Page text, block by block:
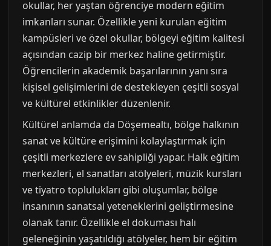
okullar, her yaştan öğrenciye modern eğitim
imkanları sunar. Özellikle yeni kurulan eğitim
kampüsleri ve özel okullar, bölgeyi eğitim kalitesi
açısından cazip bir merkez haline getirmiştir.
Öğrencilerin akademik başarılarının yanı sıra
kişisel gelişimlerini de destekleyen çeşitli sosyal
ve kültürel etkinlikler düzenlenir.
Kültürel anlamda da Döşemealtı, bölge halkının
sanat ve kültüre erişimini kolaylaştırmak için
çeşitli merkezlere ev sahipliği yapar. Halk eğitim
merkezleri, el sanatları atölyeleri, müzik kursları
ve tiyatro toplulukları gibi oluşumlar, bölge
insanının sanatsal yeteneklerini geliştirmesine
olanak tanır. Özellikle el dokuması halı
geleneğinin yaşatıldığı atölyeler, hem bir eğitim